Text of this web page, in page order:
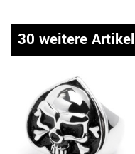
30 weitere